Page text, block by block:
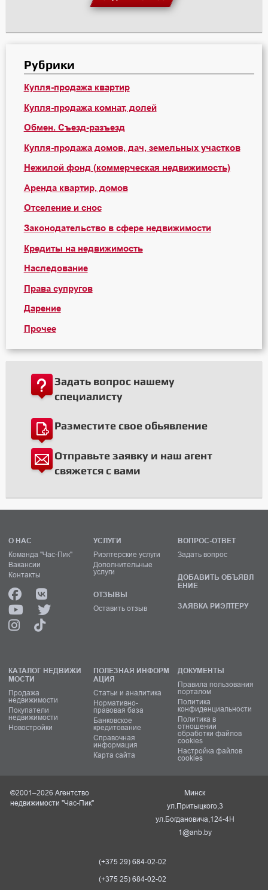
Рубрики
Купля-продажа квартир
Купля-продажа комнат, долей
Обмен. Съезд-разъезд
Купля-продажа домов, дач, земельных участков
Нежилой фонд (коммерческая недвижимость)
Аренда квартир, домов
Отселение и снос
Законодательство в сфере недвижимости
Кредиты на недвижимость
Наследование
Права супругов
Дарение
Прочее
Задать вопрос нашему
специалисту
Разместите свое обьявление
Отправьте заявку и наш агент
свяжется с вами
О НАС
Команда "Час-Пик"
Вакансии
Контакты
УСЛУГИ
Риэлтерские услуги
Дополнительные
услуги
ОТЗЫВЫ
Оставить отзыв
ВОПРОС-ОТВЕТ
Задать вопрос
ДОБАВИТЬ ОБЪЯВЛ
ЕНИЕ
ЗАЯВКА РИЭЛТЕРУ
КАТАЛОГ НЕДВИЖИ
МОСТИ
Продажа
недвижимости
Покупатели
недвижимости
Новостройки
ПОЛЕЗНАЯ ИНФОРМ
АЦИЯ
Статьи и аналитика
Нормативно-
правовая база
Банковское
кредитование
Справочная
информация
Карта сайта
ДОКУМЕНТЫ
Правила пользования
порталом
Политика
конфиденциальности
Политика в
отношении
обработки файлов
cookies
Настройка файлов
cookies
©2001–2026 Агентство
недвижимости "Час-Пик"
Минск
ул.Притыцкого,3
ул.Богдановича,124-4Н
1@anb.by
(+375 29) 684-02-02
(+375 25) 684-02-02